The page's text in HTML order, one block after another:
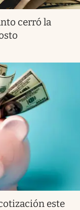
cerró la
este